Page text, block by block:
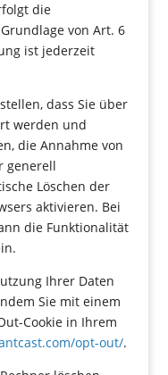
die
von Art. 6
ist jederzeit
dass Sie über
werden und
die Annahme von
generell
Löschen der
aktivieren. Bei
die Funktionalität
Ihrer Daten
Sie mit einem
Cookie in Ihrem
opt-out/.